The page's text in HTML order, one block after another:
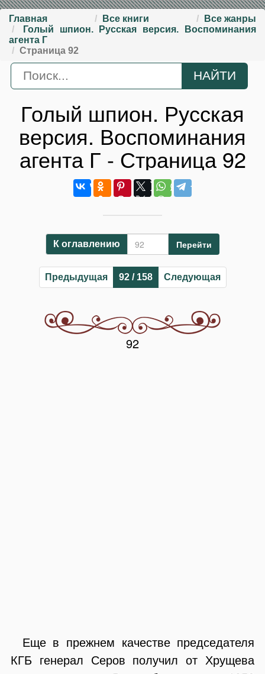
Главная Все книги
Все жанры
Голый шпион. Русская версия. Воспоминания
агента Г
Страница 92
Голый шпион. Русская
версия. Воспоминания
агента Г - Страница 92
К оглавлению Перейти
Предыдущая 92 / 158 Следующая
92
Еще в прежнем качестве председателя
КГБ генерал Серов получил от Хрущева